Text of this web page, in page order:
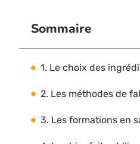
Sommaire
1. Le choix des
2. Les méthodes de
3. Les formations en